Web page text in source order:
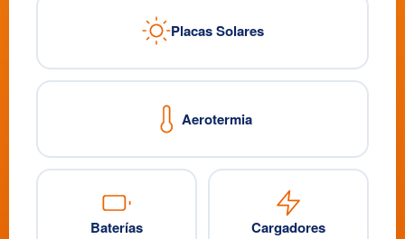
Placas Solares
Aerotermia
Baterías Cargadores